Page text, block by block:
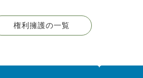
権利擁護の一覧